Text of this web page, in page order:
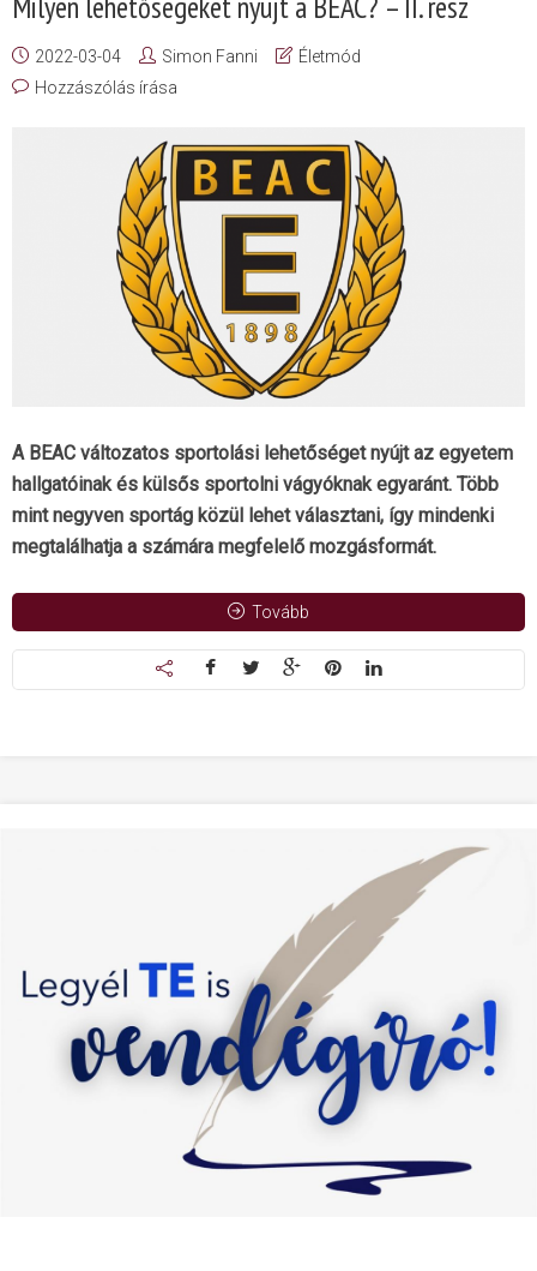
2022-03-04 Simon Fanni
Életmód
Hozzászólás írása
A BEAC változatos sportolási lehetőséget nyújt az egyetem
hallgatóinak és külsős sportolni vágyóknak egyaránt. Több
mint negyven sportág közül lehet választani, így mindenki
megtalálhatja a számára megfelelő mozgásformát.
Tovább